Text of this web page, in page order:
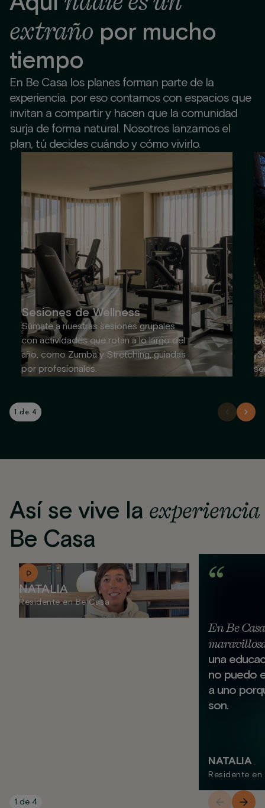
extraño por mucho
tiempo
En Be Casa los planes forman parte de la
experiencia. por eso contamos con espacios que
invitan a compartir y hacen que la comunidad
surja de forma natural. Nosotros lanzamos el
plan, tú decides cuándo y cómo vivirlo.
Sesiones de Wellness
Súmate a nuestras sesiones grupales
con actividades que rotan a lo largo del
año, como Zumba y Stretching, guiadas
por profesionales.
1 de 4
Así se vive la experiencia
Be Casa
NATALIA
Residente en Be Casa
En Be
una
no puedo
a uno
son.
NATALIA
Residente en
1 de 4